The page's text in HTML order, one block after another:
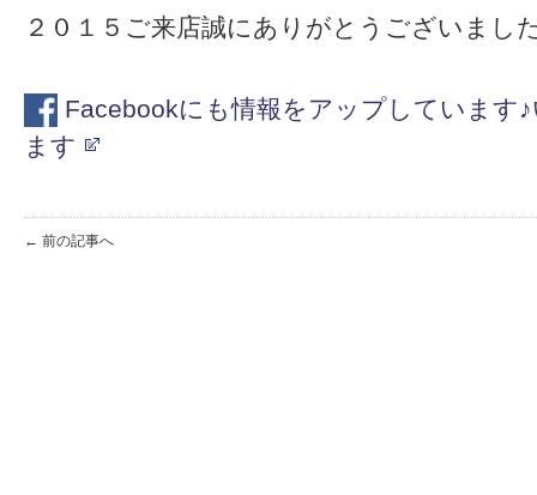
２０１５ご来店誠にありがとうございまし
Facebookにも情報をアップしています
ます
← 前の記事へ